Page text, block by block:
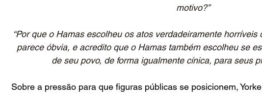
motivo?”
“Por que o Hamas escolheu os atos verdadeiramente
parece óbvia, e acredito que o Hamas também escolheu se
de seu povo, de forma igualmente cínica, para seus
Sobre a pressão para que figuras públicas se posicionem,